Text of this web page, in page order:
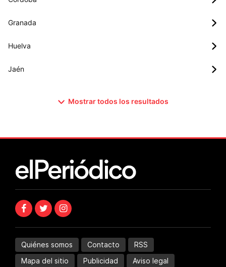
Granada
Huelva
Jaén
Mostrar todos los resultados
Quiénes somos Contacto
RSS
Mapa del sitio
Publicidad
Aviso legal